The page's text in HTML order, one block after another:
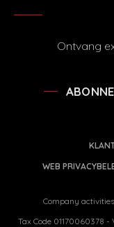
Ontvang
WEB
Company
Tax Code 01170060378 -